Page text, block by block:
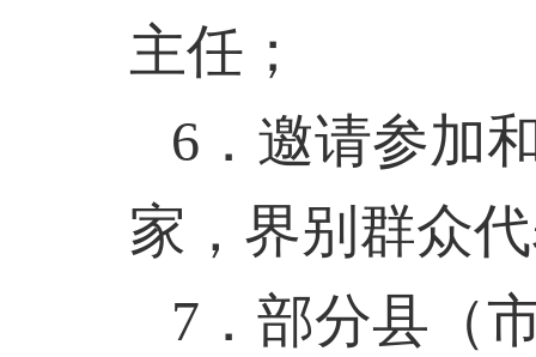
主任；
6 ．邀请参加
家，界别群众
7 ．部分县（